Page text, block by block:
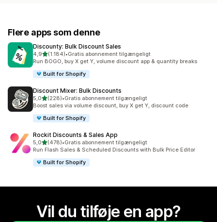
Flere apps som denne
Discounty: Bulk Discount Sales
4,9ud af 5 stjerner
(1.184)
1184 anmeldelser i alt
•Gratis abonnement tilgængeligt
Run BOGO, buy X get Y, volume discount app & quantity breaks
Built for Shopify
Discount Mixer: Bulk Discounts
5,0ud af 5 stjerner
(228)
228 anmeldelser i alt
•Gratis abonnement tilgængeligt
Boost sales via volume discount, buy X get Y, discount code
Built for Shopify
Rockit Discounts & Sales App
5,0ud af 5 stjerner
(478)
478 anmeldelser i alt
•Gratis abonnement tilgængeligt
Run Flash Sales & Scheduled Discounts with Bulk Price Editor
Built for Shopify
Vil du tilføje en app?